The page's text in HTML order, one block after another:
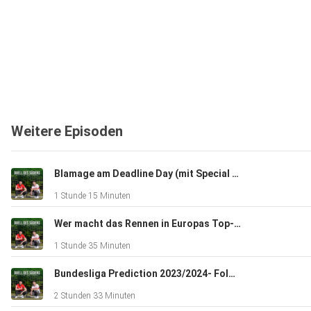
Weitere Episoden
Blamage am Deadline Day (mit Special Guest) - Folge #42
1 Stunde 15 Minuten
Wer macht das Rennen in Europas Top-Ligen? - Folge #41
1 Stunde 35 Minuten
Bundesliga Prediction 2023/2024- Folge #40
2 Stunden 33 Minuten